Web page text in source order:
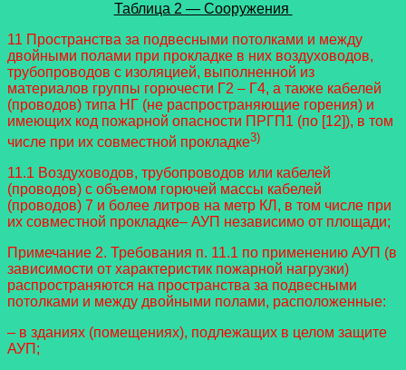
Таблица 2 — Сооружения
11 Пространства за подвесными потолками и между
двойными полами при прокладке в них воздуховодов,
трубопроводов с изоляцией, выполненной из
материалов группы горючести Г2 – Г4, а также кабелей
(проводов) типа НГ (не распространяющие горения) и
имеющих код пожарной опасности ПРГП1 (по [12]), в том
числе при их совместной прокладке3)
11.1 Воздуховодов, трубопроводов или кабелей
(проводов) с объемом горючей массы кабелей
(проводов) 7 и более литров на метр КЛ, в том числе при
их совместной прокладке– АУП независимо от площади;
Примечание 2. Требования п. 11.1 по применению АУП (в
зависимости от характеристик пожарной нагрузки)
распространяются на пространства за подвесными
потолками и между двойными полами, расположенные:
– в зданиях (помещениях), подлежащих в целом защите
АУП;